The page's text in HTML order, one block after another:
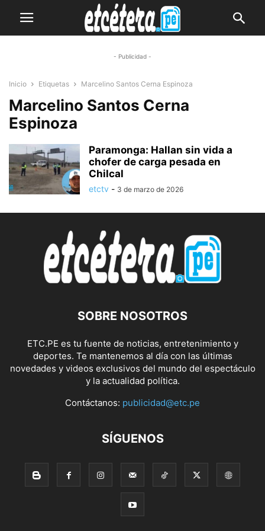
- Publicidad -
Inicio Etiquetas Marcelino Santos Cerna Espinoza
Marcelino Santos Cerna
Espinoza
Paramonga: Hallan sin vida a
chofer de carga pesada en
Chilcal
etctv - 3 de marzo de 2026
SOBRE NOSOTROS
ETC.PE es tu fuente de noticias, entretenimiento y
deportes. Te mantenemos al día con las últimas
novedades y videos exclusivos del mundo del espectáculo
y la actualidad política.
Contáctanos: publicidad@etc.pe
SÍGUENOS